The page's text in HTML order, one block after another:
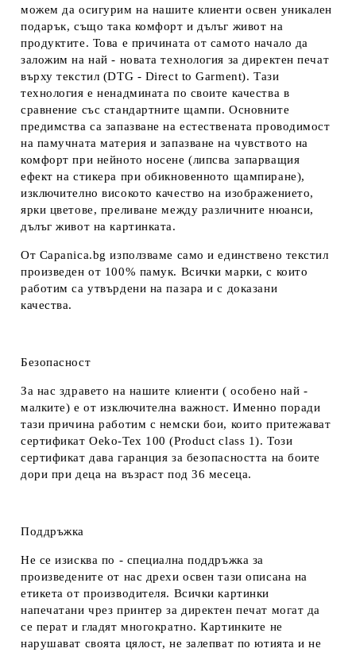
можем да осигурим на нашите клиенти освен уникален
подарък, също така комфорт и дълъг живот на
продуктите. Това е причината от самото начало да
заложим на най - новата технология за директен печат
върху текстил (DTG - Direct to Garment). Тази
технология е ненадмината по своите качества в
сравнение със стандартните щампи. Основните
предимства са запазване на естествената проводимост
на памучната материя и запазване на чувството на
комфорт при нейното носене (липсва запарващия
ефект на стикера при обикновенното щампиране),
изключително високото качество на изображението,
ярки цветове, преливане между различните нюанси,
дълъг живот на картинката.
От Capanica.bg използваме само и единствено текстил
произведен от 100% памук. Всички марки, с които
работим са утвърдени на пазара и с доказани
качества.
Безопасност
За нас здравето на нашите клиенти ( особено най -
малките) е от изключителна важност. Именно поради
тази причина работим с немски бои, които притежават
сертификат Oeko-Tex 100 (Product class 1). Този
сертификат дава гаранция за безопасността на боите
дори при деца на възраст под 36 месеца.
Поддръжка
Не се изисква по - специална поддръжка за
произведените от нас дрехи освен тази описана на
етикета от производителя. Всички картинки
напечатани чрез принтер за директен печат могат да
се перат и гладят многократно. Картинките не
нарушават своята цялост, не залепват по ютията и не